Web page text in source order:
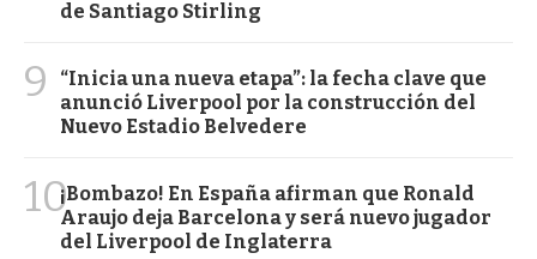
de Santiago Stirling
9
“Inicia una nueva etapa”: la fecha clave que
anunció Liverpool por la construcción del
Nuevo Estadio Belvedere
10¡Bombazo! En España afirman que Ronald
Araujo deja Barcelona y será nuevo jugador
del Liverpool de Inglaterra